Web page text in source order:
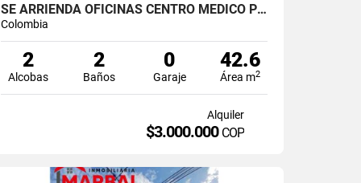
SE ARRIENDA OFICINAS CENTRO MEDICO PENTA
Colombia
2
Alcobas
2
Baños
0
Garaje
42.6
Área m2
Alquiler
$3.000.000 COP